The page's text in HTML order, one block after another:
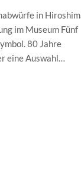
in
im Museum Fünf
80 Jahre
eine Auswahl…